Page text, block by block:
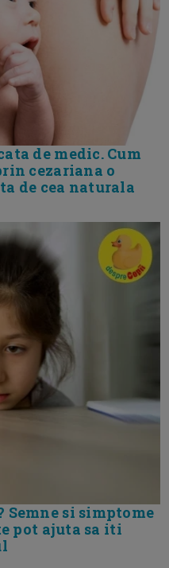
de medic. Cum
cezariana o
de cea naturala
Semne si simptome
pot ajuta sa iti